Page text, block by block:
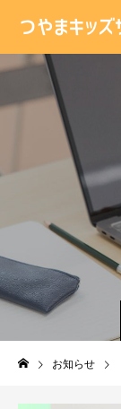
お知らせ